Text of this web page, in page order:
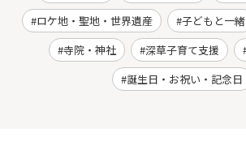
ロケ地・聖地・世界遺産
子どもと一緒
寺院・神社
深草子育て支援
誕生日・お祝い・記念日